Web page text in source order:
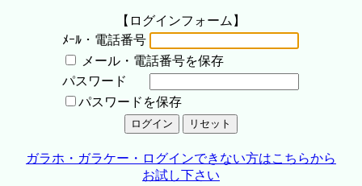
【ログインフォーム】
ﾒｰﾙ・電話番号
メール・電話番号を保存
パスワード
パスワードを保存
ガラホ・ガラケー・ログインできない方はこちらから
お試し下さい